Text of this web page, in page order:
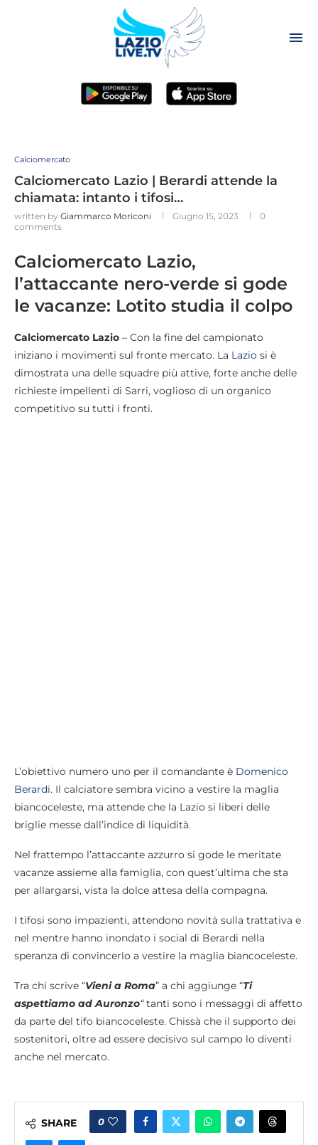
Calciomercato
Calciomercato Lazio | Berardi attende la
chiamata: intanto i tifosi…
written by Giammarco Moriconi Giugno 15, 2023
0
comments
Calciomercato Lazio,
l’attaccante nero-verde si gode
le vacanze: Lotito studia il colpo
Calciomercato Lazio – Con la fine del campionato
iniziano i movimenti sul fronte mercato. La Lazio si è
dimostrata una delle squadre più attive, forte anche delle
richieste impellenti di Sarri, voglioso di un organico
competitivo su tutti i fronti.
L’obiettivo numero uno per il comandante è Domenico
Berardi. Il calciatore sembra vicino a vestire la maglia
biancoceleste, ma attende che la Lazio si liberi delle
briglie messe dall’indice di liquidità.
Nel frattempo l’attaccante azzurro si gode le meritate
vacanze assieme alla famiglia, con quest’ultima che sta
per allargarsi, vista la dolce attesa della compagna.
I tifosi sono impazienti, attendono novità sulla trattativa e
nel mentre hanno inondato i social di Berardi nella
speranza di convincerlo a vestire la maglia biancoceleste.
Tra chi scrive “Vieni a Roma” a chi aggiunge “Ti
aspettiamo ad Auronzo“tanti sono i messaggi di affetto
da parte del tifo biancoceleste. Chissà che il supporto dei
sostenitori, oltre ad essere decisivo sul campo lo diventi
anche nel mercato.
SHARE 0